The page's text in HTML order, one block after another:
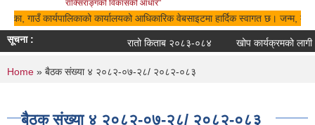
राक्सिराङ्गको विकासको आधार"
गाउँ कार्यपालिकाको कार्यालयको आधिकारिक वेबसाइटमा हार्दिक स्वागत छ। जन्म,
सूचना :
रातो किताब २०८३-०८४ खोप कार्यक्रमको
You are here
Home » बैठक संख्या ४ २०८२-०७-२८/ २०८२-०८३
बैठक संख्या ४ २०८२-०७-२८/ २०८२-०८३